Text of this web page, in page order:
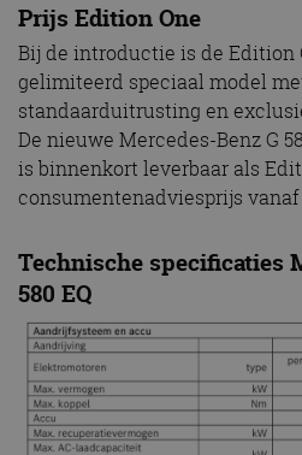
Prijs Edition One
Bij de introductie is de Edition
gelimiteerd speciaal model
standaarduitrusting en
De nieuwe Mercedes-Benz G
is binnenkort leverbaar als
consumentenadviesprijs vanaf
Technische specificaties
580 EQ